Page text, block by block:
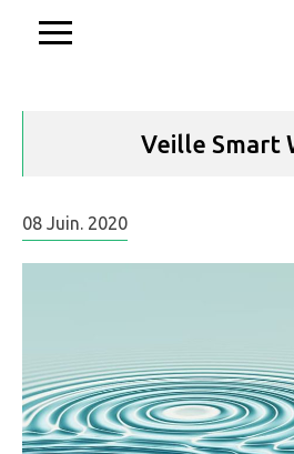
Veille Smart
08 Juin. 2020